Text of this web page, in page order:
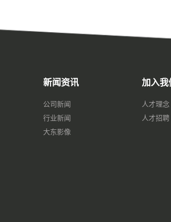
新闻资讯
公司新闻
行业新闻
大东影像
加入我
人才理念
人才招聘